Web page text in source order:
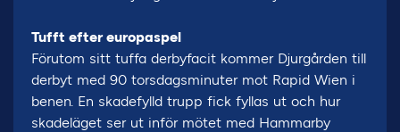
Tufft efter europaspel
Förutom sitt tuffa derbyfacit kommer Djurgården till
derbyt med 90 torsdagsminuter mot Rapid Wien i
benen. En skadefylld trupp fick fyllas ut och hur
skadeläget ser ut inför mötet med Hammarby